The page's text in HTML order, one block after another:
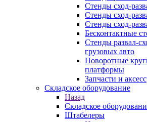
Стенды сход-
Стенды сход-
Стенды сход-
Бесконтактные
Стенды развал-
грузовых авто
Поворотные
платформы
Запчасти и
Складское оборудование
Назад
Складское
Штабелеры